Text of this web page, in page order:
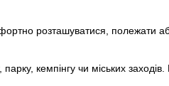
розташуватися, полежати або
кемпінгу чи міських заходів.